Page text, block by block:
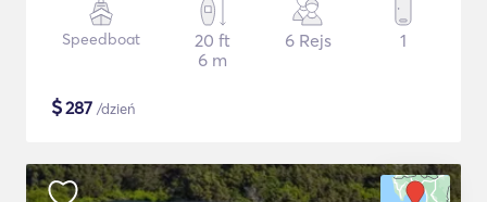
Speedboat
20 ft
6 m
6 Rejs 1
$287 /dzień